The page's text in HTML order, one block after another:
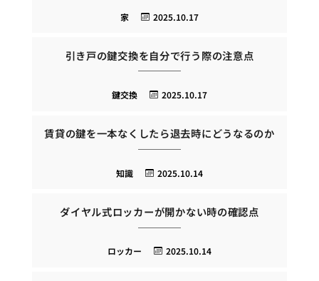
2025.10.17
家
引き戸の鍵交換を自分で行う際の注意点
2025.10.17
鍵交換
賃貸の鍵を一本なくしたら退去時にどうなるのか
2025.10.14
知識
ダイヤル式ロッカーが開かない時の確認点
2025.10.14
ロッカー